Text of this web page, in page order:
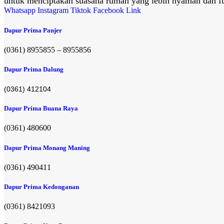
Whatsapp Instagram Tiktok Facebook Link
Dapur Prima Panjer
(0361) 8955855 – 8955856​
Dapur Prima Dalung
(0361) 412104
Dapur Prima Buana Raya
(0361) 480600
Dapur Prima Monang Maning
(0361) 490411​
Dapur Prima Kedonganan
(0361) 8421093